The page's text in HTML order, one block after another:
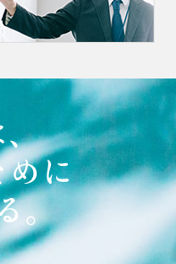
、
めに
。